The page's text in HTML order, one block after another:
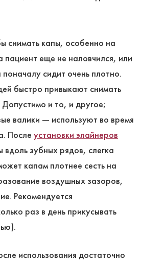
снимать капы, особенно на
пациент еще не наловчился, или
сидит очень плотно.
быстро привыкают снимать
и то, и другое;
валики ― используют во время
После установки элайнеров
зубных рядов, слегка
капам плотнее сесть на
воздушных зазоров,
Рекомендуется
раз в день прикусывать
использования достаточно